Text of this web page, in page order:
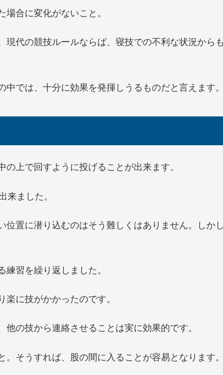
場合に変化がないこと。
代の競技ルールならば、寝技での不利な状況から
では、十分に効果を発揮しうるものだと言えます。
上で回すように投げることが出来ます。
来ました。
置に潜り込むのはそう難しくはありません。しか
習を繰り返しました。
に技がかかったのです。
の技から連絡させることは実に効果的です。
そうすれば、股の間に入ることが容易となります。